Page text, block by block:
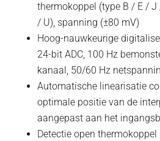
thermokoppel (type B / E /
/ U), spanning (±80 mV)
Hoog-nauwkeurige
24-bit ADC, 100 Hz
kanaal, 50/60 Hz
Automatische linearisatie
optimale positie van de
aangepast aan het
Detectie open thermokoppel